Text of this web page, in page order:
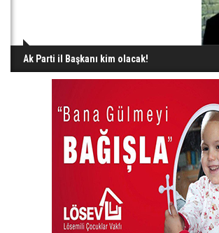
Ak Parti il Başkanı kim olacak!